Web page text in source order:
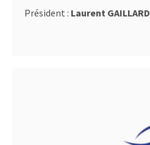
Président : Laurent GAILLARD